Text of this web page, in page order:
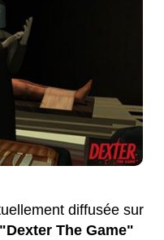
diffusée sur
"Dexter The Game"